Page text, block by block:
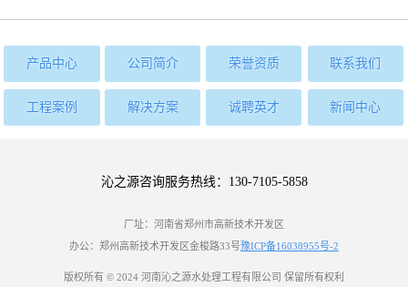
产品中心 公司简介 荣誉资质 联系我们
工程案例 解决方案 诚聘英才 新闻中心
沁之源咨询服务热线：130-7105-5858
厂址：河南省郑州市高新技术开发区
办公：郑州高新技术开发区金梭路33号豫ICP备16038955号-2
版权所有 © 2024 河南沁之源水处理工程有限公司 保留所有权利